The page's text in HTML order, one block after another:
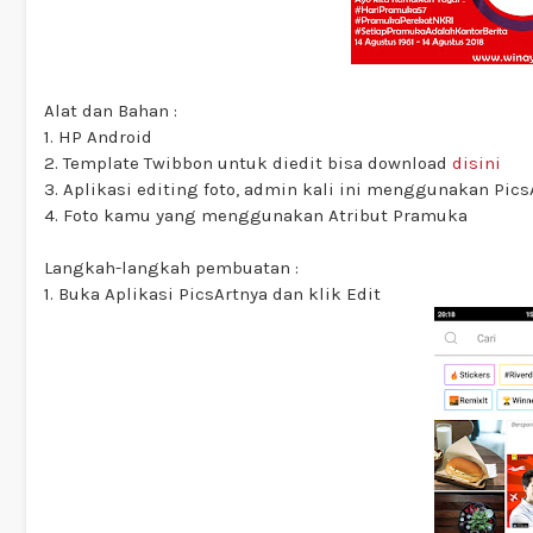
Alat dan Bahan :
1. HP Android
2. Template Twibbon untuk diedit bisa download disini
3. Aplikasi editing foto, admin kali ini menggunakan
4. Foto kamu yang menggunakan Atribut Pramuka
Langkah-langkah pembuatan :
1. Buka Aplikasi PicsArtnya dan klik Edit